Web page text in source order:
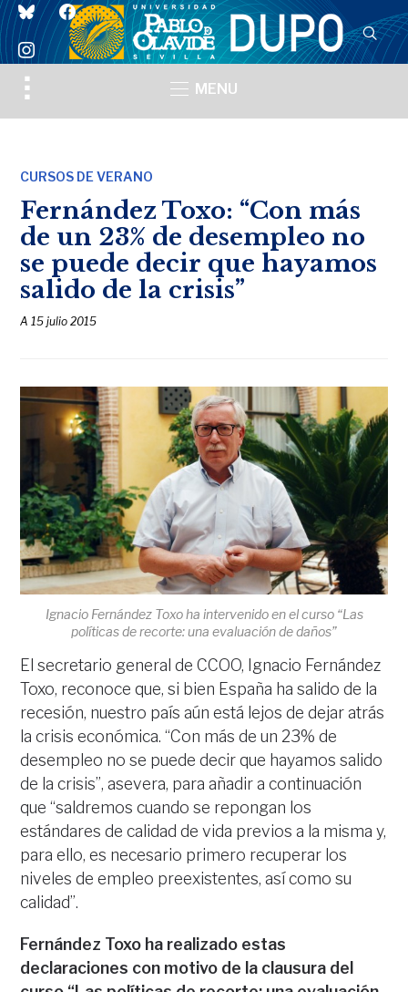
blueskyfacebook
instagram
Toggle
sidebar
MENU
CURSOS DE VERANO
Fernández Toxo: “Con más
de un 23% de desempleo no
se puede decir que hayamos
salido de la crisis”
A15 julio 2015
Ignacio Fernández Toxo ha intervenido en el curso “Las
políticas de recorte: una evaluación de daños”
El secretario general de CCOO, Ignacio Fernández
Toxo, reconoce que, si bien España ha salido de la
recesión, nuestro país aún está lejos de dejar atrás
la crisis económica. “Con más de un 23% de
desempleo no se puede decir que hayamos salido
de la crisis”, asevera, para añadir a continuación
que “saldremos cuando se repongan los
estándares de calidad de vida previos a la misma y,
para ello, es necesario primero recuperar los
niveles de empleo preexistentes, así como su
calidad”.
Fernández Toxo ha realizado estas
declaraciones con motivo de la clausura del